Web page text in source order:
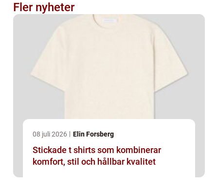
Fler nyheter
08 juli 2026 Elin Forsberg
Stickade t shirts som kombinerar
komfort, stil och hållbar kvalitet